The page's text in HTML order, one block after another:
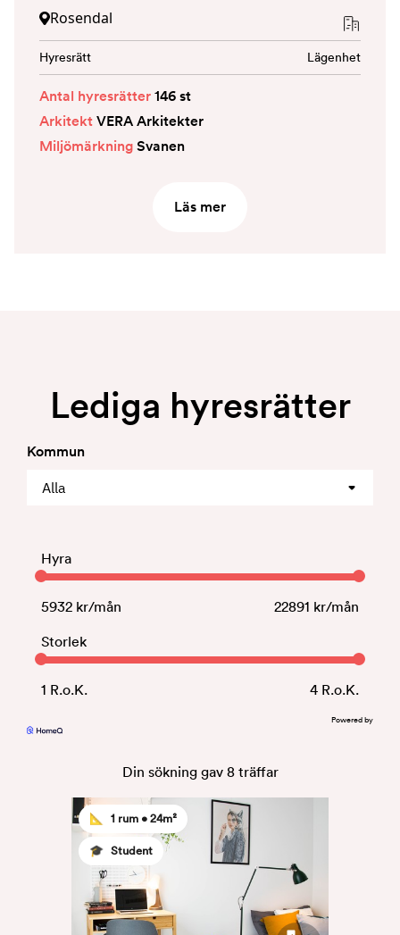
Rosendal
Hyresrätt Lägenhet
Antal hyresrätter146 st
ArkitektVERA Arkitekter
MiljömärkningSvanen
Läs mer
Lediga hyresrätter
Kommun
Hyra
5932 kr/mån 22891 kr/mån
Storlek
1 R.o.K. 4R.o.K.
Powered by
Din sökning gav 8träffar
📐 1 rum •24m²
🎓 Student